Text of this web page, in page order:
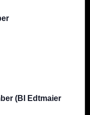
(BI Edtmaier